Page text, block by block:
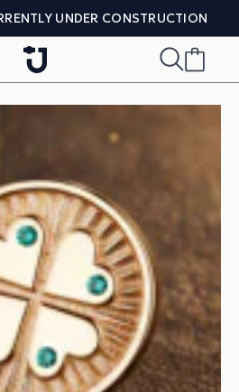
UNDER CONSTRUCTION